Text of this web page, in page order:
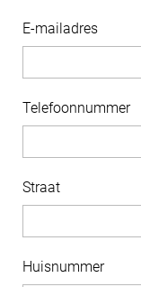
E-mailadres
Telefoonnummer
Straat
Huisnummer